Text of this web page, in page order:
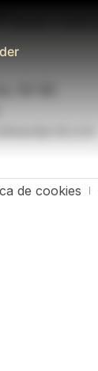
Recibe
de cookies